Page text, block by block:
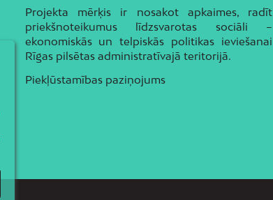
Projekta mērķis ir nosakot apkaimes, radīt
priekšnoteikumus līdzsvarotas sociāli –
ekonomiskās un telpiskās politikas ieviešanai
Rīgas pilsētas administratīvajā teritorijā.
Piekļūstamības paziņojums